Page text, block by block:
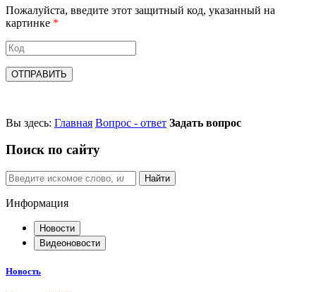
Пожалуйста, введите этот защитный код, указанный на
картинке *
ОТПРАВИТЬ
Вы здесь: Главная Вопрос - ответ Задать вопрос
Поиск по сайту
Найти
Информация
Новости
Видеоновости
Новость